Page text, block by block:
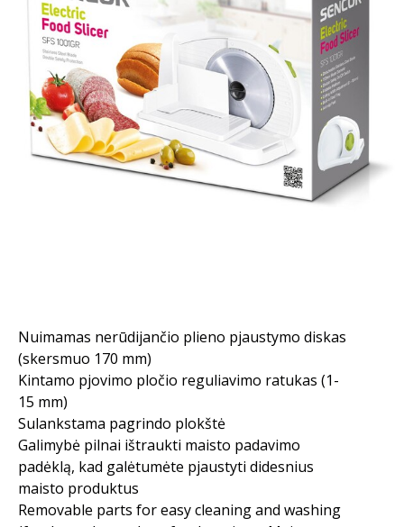
Nuimamas nerūdijančio plieno pjaustymo diskas
(skersmuo 170 mm)
Kintamo pjovimo pločio reguliavimo ratukas (1-
15 mm)
Sulankstama pagrindo plokštė
Galimybė pilnai ištraukti maisto padavimo
padėklą, kad galėtumėte pjaustyti didesnius
maisto produktus
Removable parts for easy cleaning and washing